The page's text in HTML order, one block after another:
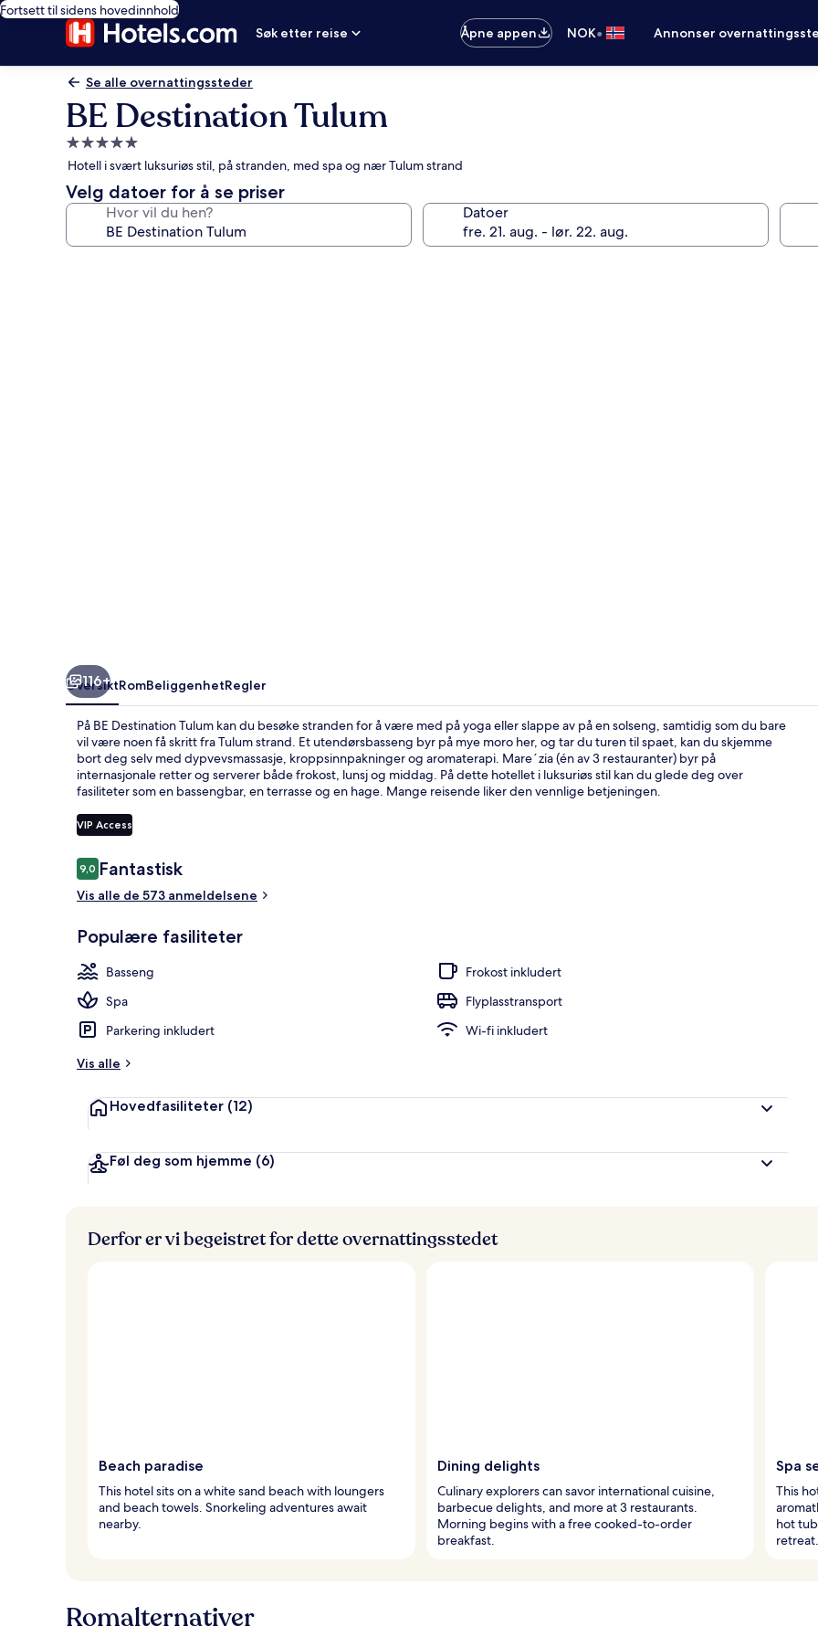
Fortsett til sidens hovedinnhold
Søk etter reise
Åpne appen NOK• Annonser
Se alle overnattingssteder
BE Destination Tulum
Overnattingssted
med
5.0
stjerner
Hotell i svært luksuriøs stil, på stranden, med spa og nær Tulum strand
Velg datoer for å se priser
Hvor vil du hen? Datoer
Suite
116+
OversiktRomBeliggenhetRegler
På BE Destination Tulum kan du besøke stranden for å være med på yoga eller slappe av på en solseng, samtidig som du bare
vil være noen få skritt fra Tulum strand. Et utendørsbasseng byr på mye moro her, og tar du turen til spaet, kan du skjemme
bort deg selv med dypvevsmassasje, kroppsinnpakninger og aromaterapi. Mare´zia (én av 3 restauranter) byr på
internasjonale retter og serverer både frokost, lunsj og middag. På dette hotellet i luksuriøs stil kan du glede deg over
fasiliteter som en bassengbar, en terrasse og en hage. Mange reisende liker den vennlige betjeningen.
VIP Access
Anmeldelser
9,09,0 av 10 –
Fantastisk
Vis alle de 573 anmeldelsene
Populære fasiliteter
Basseng
Frokost inkludert
Spa
Flyplasstransport
Parkering inkludert
Wi-fi inkludert
Vis alle
Hovedfasiliteter (12)
Føl deg som hjemme (6)
Derfor er vi begeistret for dette overnattingsstedet
Beach paradise
This hotel sits on a white sand beach with loungers
and beach towels. Snorkeling adventures await
nearby.
Dining delights
Culinary explorers can savor international cuisine,
barbecue delights, and more at 3 restaurants.
Morning begins with a free cooked-to-order
breakfast.
Spa
This
hot
retreat.
Romalternativer